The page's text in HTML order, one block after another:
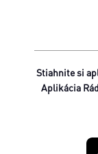
Stiahnite si
Aplikácia